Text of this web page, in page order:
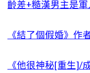
齡差+糙漢男主是軍
《結了個假婚》作
《他很神秘[重生]/